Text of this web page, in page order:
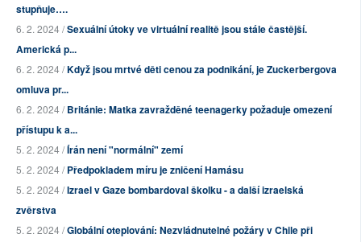
stupňuje….
6. 2. 2024 /Sexuální útoky ve virtuální realitě jsou stále častější.
Americká p...
6. 2. 2024 /Když jsou mrtvé děti cenou za podnikání, je Zuckerbergova
omluva pr...
6. 2. 2024 /Británie: Matka zavražděné teenagerky požaduje omezení
přístupu k a...
5. 2. 2024 /Írán není "normální" zemí
5. 2. 2024 /Předpokladem míru je zničení Hamásu
5. 2. 2024 /Izrael v Gaze bombardoval školku - a další izraelská
zvěrstva
5. 2. 2024 /Globální oteplování: Nezvládnutelné požáry v Chile při